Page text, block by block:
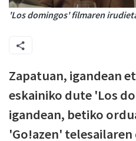
'Los domingos' filmaren
Zapatuan, igandean
eskainiko dute 'Los
igandean, betiko
'Go!azen'